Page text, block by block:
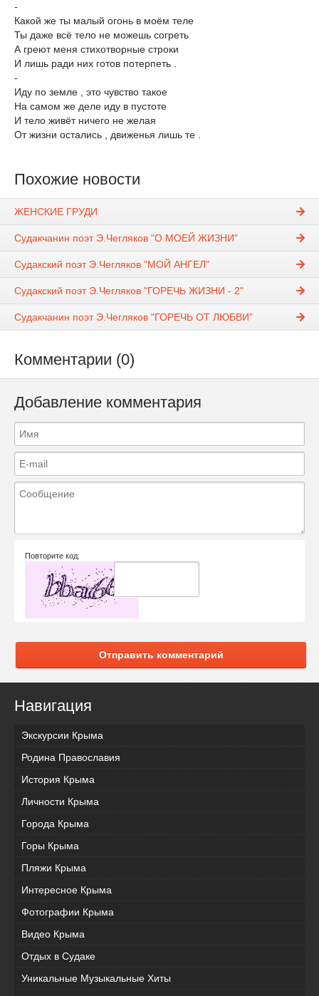
-
Какой же ты малый огонь в моём теле
Ты даже всё тело не можешь согреть
А греют меня стихотворные строки
И лишь ради них готов потерпеть .
-
Иду по земле , это чувство такое
На самом же деле иду в пустоте
И тело живёт ничего не желая
От жизни остались , движенья лишь те .
Похожие новости
ЖЕНСКИЕ ГРУДИ
Судакчанин поэт Э.Чегляков "О МОЕЙ ЖИЗНИ"
Судакский поэт Э.Чегляков "МОЙ АНГЕЛ"
Судакский поэт Э.Чегляков "ГОРЕЧЬ ЖИЗНИ - 2"
Судакчанин поэт Э.Чегляков "ГОРЕЧЬ ОТ ЛЮБВИ"
Комментарии (0)
Добавление комментария
Повторите код:
Отправить комментарий
Навигация
Экскурсии Крыма
Родина Православия
История Крыма
Личности Крыма
Города Крыма
Горы Крыма
Пляжи Крыма
Интересное Крыма
Фотографии Крыма
Видео Крыма
Отдых в Судаке
Уникальные Музыкальные Хиты